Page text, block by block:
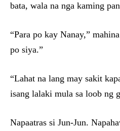
bata, wala na nga kaming
“Para po kay Nanay,”
po siya.”
“Lahat na lang may sakit
isang lalaki mula sa loob ng
Napaatras si Jun-Jun.